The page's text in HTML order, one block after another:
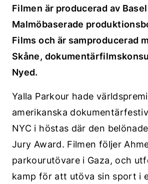
Filmen är producerad av
Malmöbaserade
Films och är samproducerad
Skåne,
Nyed.
Yalla Parkour hade
amerikanska
NYC i höstas där den
Jury Award. Filmen följer
parkourutövare i Gaza, och
kamp för att utöva sin sport i